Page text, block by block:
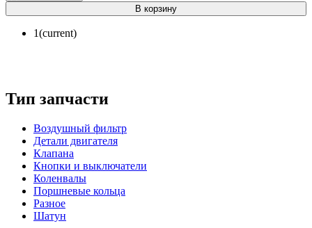
В корзину
1(current)
Тип запчасти
Воздушный фильтр
Детали двигателя
Клапана
Кнопки и выключатели
Коленвалы
Поршневые кольца
Разное
Шатун